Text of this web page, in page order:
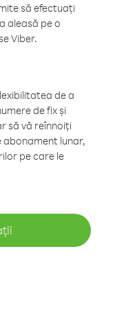
să efectuați
aleasă pe o
Viber.
de a
de fix și
să vă reînnoiți
abonament lunar,
pe care le